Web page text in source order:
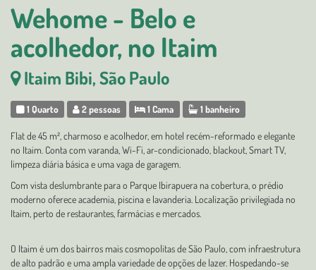
Wehome - Belo e
acolhedor, no Itaim
Itaim Bibi, São Paulo
1 Quarto 2 pessoas 1 Cama 1 banheiro
Flat de 45 m², charmoso e acolhedor, em hotel recém-reformado e elegante
no Itaim. Conta com varanda, Wi-Fi, ar-condicionado, blackout, Smart TV,
limpeza diária básica e uma vaga de garagem.
Com vista deslumbrante para o Parque Ibirapuera na cobertura, o prédio
moderno oferece academia, piscina e lavanderia. Localização privilegiada no
Itaim, perto de restaurantes, farmácias e mercados.
O Itaim é um dos bairros mais cosmopolitas de São Paulo, com infraestrutura
de alto padrão e uma ampla variedade de opções de lazer. Hospedando-se